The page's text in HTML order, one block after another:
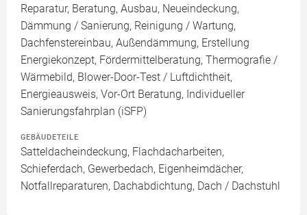
Reparatur, Beratung, Ausbau, Neueindeckung,
Dämmung / Sanierung, Reinigung / Wartung,
Dachfenstereinbau, Außendämmung, Erstellung
Energiekonzept, Fördermittelberatung, Thermografie /
Wärmebild, Blower-Door-Test / Luftdichtheit,
Energieausweis, Vor-Ort Beratung, Individueller
Sanierungsfahrplan (iSFP)
GEBÄUDETEILE
Satteldacheindeckung, Flachdacharbeiten,
Schieferdach, Gewerbedach, Eigenheimdächer,
Notfallreparaturen, Dachabdichtung, Dach / Dachstuhl